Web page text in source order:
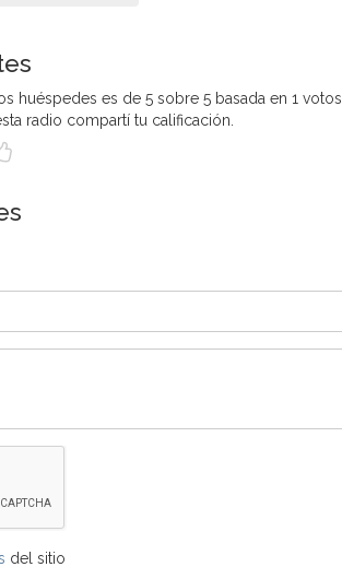
huéspedes es de 5 sobre 5 basada en 1 votos.
radio compartí tu calificación.
del sitio